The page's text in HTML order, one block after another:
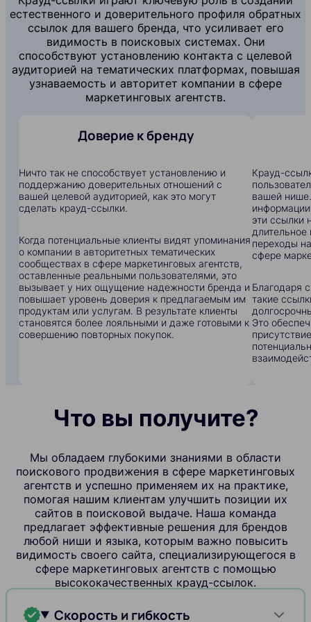
естественного и доверительного профиля обратных
ссылок для вашего бренда, что усиливает его
видимость в поисковых системах. Они
способствуют установлению контакта с целевой
аудиторией на тематических платформах, повышая
узнаваемость и авторитет компании в сфере
маркетинговых агентств.
Доверие к бренду
Ничто так не способствует установлению и
поддержанию доверительных отношений с
вашей целевой аудиторией, как это могут
сделать крауд-ссылки.
Когда потенциальные клиенты видят упоминания
о компании в авторитетных тематических
сообществах в сфере маркетинговых агентств,
оставленные реальными пользователями, это
вызывает у них ощущение надежности бренда и
повышает уровень доверия к предлагаемым им
продуктам или услугам. В результате клиенты
становятся более лояльными и даже готовыми к
совершению повторных покупок.
Крауд-
вашей
эти ссылки
переходы
сфере
Благодаря
такие
Это
Что вы получите?
Мы обладаем глубокими знаниями в области
поискового продвижения в сфере маркетинговых
агентств и успешно применяем их на практике,
помогая нашим клиентам улучшить позиции их
сайтов в поисковой выдаче. Наша команда
предлагает эффективные решения для брендов
любой ниши и языка, которым важно повысить
видимость своего сайта, специализирующегося в
сфере маркетинговых агентств с помощью
высококачественных крауд-ссылок.
Скорость и гибкость